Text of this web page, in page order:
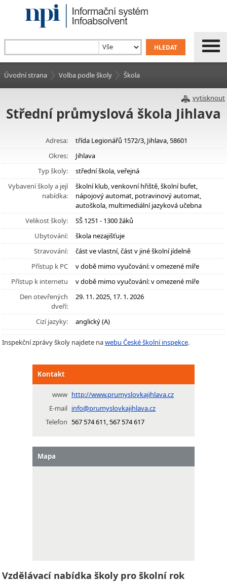
Úvodní strana Volba podle školy Škola
vytisknout
Střední průmyslová škola Jihlava
Adresa:
třída Legionářů 1572/3, Jihlava, 58601
Okres:
Jihlava
Typ školy:
střední škola, veřejná
Vybavení školy a její
nabídka:
školní klub, venkovní hřiště, školní bufet,
nápojový automat, potravinový automat,
autoškola, multimediální jazyková učebna
Velikost školy:
SŠ 1251 - 1300 žáků
Ubytování:
škola nezajišťuje
Stravování:
část ve vlastní, část v jiné školní jídelně
Přístup k PC
v době mimo vyučování: v omezené míře
Přístup k internetu
v době mimo vyučování: v omezené míře
Den otevřených
dveří:
29. 11. 2025, 17. 1. 2026
Cizí jazyky: anglický (A)
Inspekční zprávy školy najdete nawebu České školní inspekce.
Kontakt
www http://www.prumyslovkajihlava.cz
E-mail info@prumyslovkajihlava.cz
Telefon 567 574 611, 567 574 617
Mapa
Vzdělávací nabídka školy pro školní rok